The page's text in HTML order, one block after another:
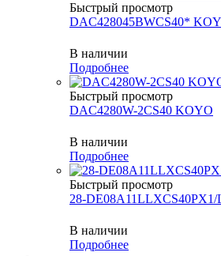
Быстрый просмотр
DAC428045BWCS40*
В наличии
Подробнее
Быстрый просмотр
DAC4280W-2CS40 KOYO
В наличии
Подробнее
Быстрый просмотр
28-DE08A11LLXCS40PX1/
В наличии
Подробнее